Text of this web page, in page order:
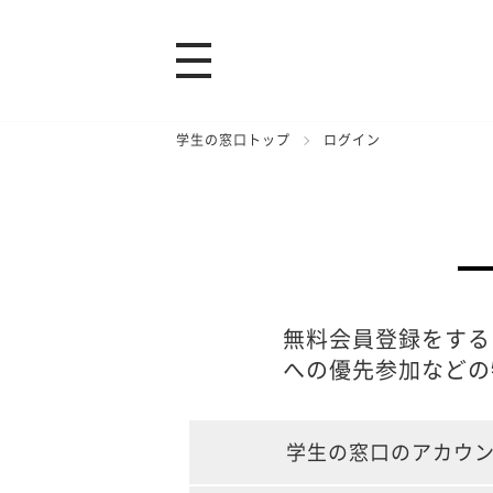
学生の窓口トップ ログイン
無料会員登録をす
への優先参加など
学生の窓口のアカウ